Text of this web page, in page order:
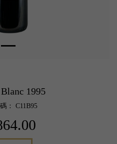
1995
： C11B95